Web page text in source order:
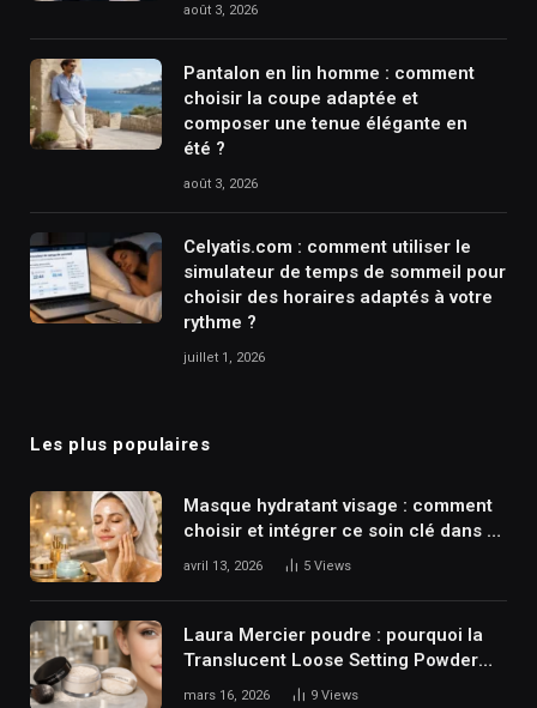
août 3, 2026
Pantalon en lin homme : comment
choisir la coupe adaptée et
composer une tenue élégante en
été ?
août 3, 2026
Celyatis.com : comment utiliser le
simulateur de temps de sommeil pour
choisir des horaires adaptés à votre
rythme ?
juillet 1, 2026
Les plus populaires
Masque hydratant visage : comment
choisir et intégrer ce soin clé dans sa
routine skincare ?
avril 13, 2026 5 Views
Laura Mercier poudre : pourquoi la
Translucent Loose Setting Powder
reste une référence du maquillage ?
mars 16, 2026 9 Views